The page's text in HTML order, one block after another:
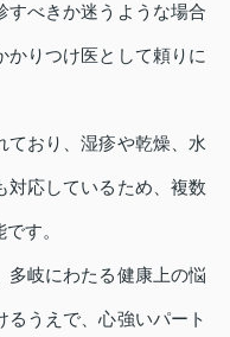
すべきか迷うような場合
かりつけ医として頼りに
ており、湿疹や乾燥、水
対応しているため、複数
す。
多岐にわたる健康上の悩
うえで、心強いパート